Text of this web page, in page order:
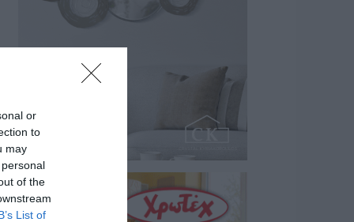
or
to
may
of the
List of
07/08/2026 18:01